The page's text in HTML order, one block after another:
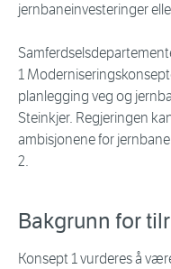
jernbaneinvesteringer
1
planlegging veg og
Steinkjer. Regjeringen
ambisjonene for
2.
Bakgrunn for
Konsept 1 vurderes å